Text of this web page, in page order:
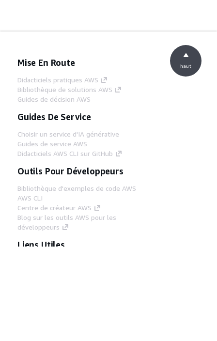
Mise En Route
Didacticiels pratiques AWS
Bibliothèque de solutions AWS
Guides de décision AWS
Guides De Service
Choisir un service d'IA générative
Guides de service AWS
Didacticiels AWS CLI sur GitHub
Outils Pour Développeurs
Bibliothèque d'exemples de code AWS
AWS CLI
Centre de créateur AWS
Blog sur les outils AWS pour les
développeurs
Liens Utiles
haut